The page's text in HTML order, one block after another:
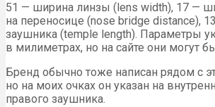
51 — ширина линзы (lens width), 17 —
на переносице (nose bridge distance),
заушника (temple length). Параметры
в милиметрах, но на сайте они могут
Бренд обычно тоже написан рядом с
но на моих очках он указан на
правого заушника.